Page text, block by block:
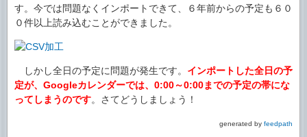
す。今では問題なくインポートできて、６年前からの予定も６０
０件以上読み込むことができました。
しかし全日の予定に問題が発生です。 インポートした全日の予
定が、Googleカレンダーでは、0:00～0:00までの予定の帯にな
ってしまうのです。さてどうしましょう！
generated by feedpath